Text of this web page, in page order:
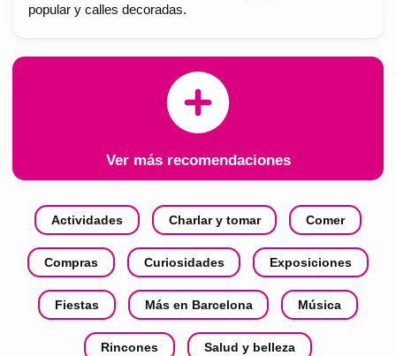
popular y calles decoradas.
Ver más recomendaciones
Actividades Charlar y tomar Comer
Compras Curiosidades Exposiciones
Fiestas Más en Barcelona Música
Rincones Salud y belleza